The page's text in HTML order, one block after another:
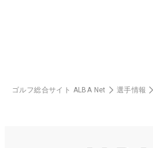
ゴルフ総合サイト ALBA Net 選手情報